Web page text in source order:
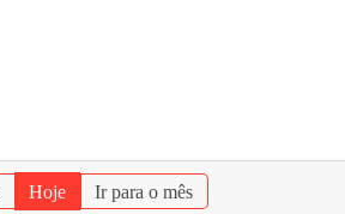
Hoje Ir para o mês